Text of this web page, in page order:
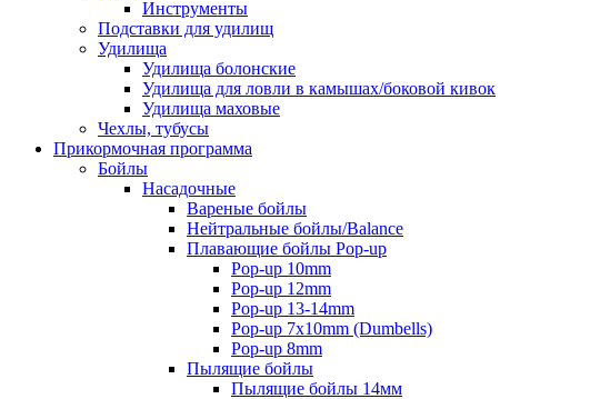
Инструменты
Подставки для удилищ
Удилища
Удилища болонские
Удилища для ловли в камышах/боковой кивок
Удилища маховые
Чехлы, тубусы
Прикормочная программа
Бойлы
Насадочные
Вареные бойлы
Нейтральные бойлы/Balance
Плавающие бойлы Pop-up
Pop-up 10mm
Pop-up 12mm
Pop-up 13-14mm
Pop-up 7x10mm (Dumbells)
Pop-up 8mm
Пылящие бойлы
Пылящие бойлы 14мм